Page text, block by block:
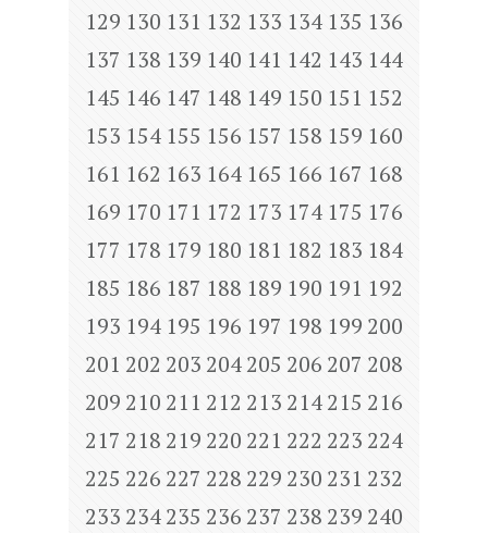
129 130 131 132 133 134 135 136
137 138 139 140 141 142 143 144
145 146 147 148 149 150 151 152
153 154 155 156 157 158 159 160
161 162 163 164 165 166 167 168
169 170 171 172 173 174 175 176
177 178 179 180 181 182 183 184
185 186 187 188 189 190 191 192
193 194 195 196 197 198 199 200
201 202 203 204205 206 207 208
209 210 211 212 213 214215 216
217 218 219 220 221 222 223 224
225 226 227 228 229 230 231 232
233 234235 236 237 238 239 240